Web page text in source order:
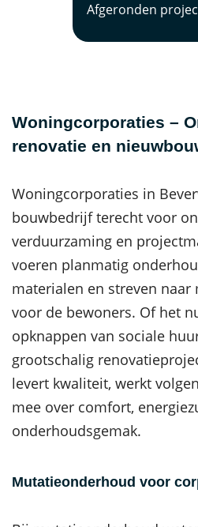
Afgeronden
Woningcorporaties –
renovatie en
Woningcorporaties in
bouwbedrijf terecht voor
verduurzaming en
voeren planmatig
materialen en streven
voor de bewoners. Of het
opknappen van sociale
grootschalig
levert kwaliteit, werkt
mee over comfort,
onderhoudsgemak.
Mutatieonderhoud voor